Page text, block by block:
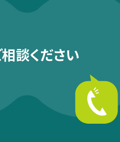
談ください